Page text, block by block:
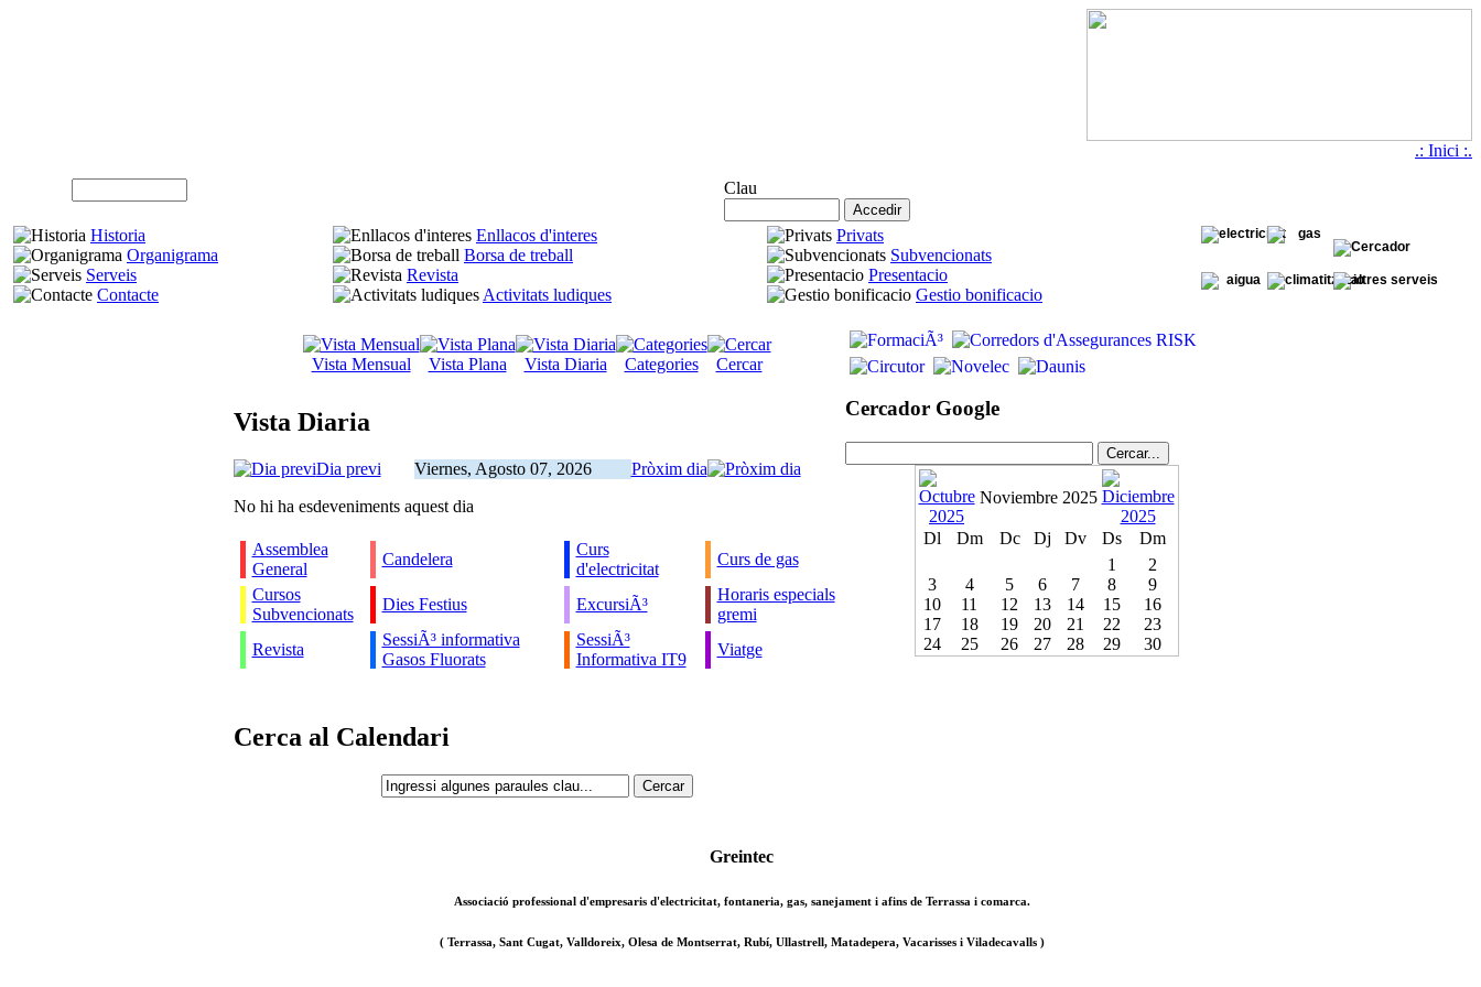
.: Inici :.
Clau
Historia
Organigrama
Serveis
Contacte
Enllacos d'interes
Borsa de treball
Revista
Activitats ludiques
Privats
Subvencionats
Presentacio
Gestio bonificacio
Vista Mensual Vista Plana Vista Diaria Categories Cercar
Vista Diaria
Dia previ Viernes, Agosto 07, 2026
Pròxim dia
No hi ha esdeveniments aquest dia
Assemblea
General
Candelera
Curs
d'electricitat
Curs de gas
Cursos
Subvencionats
Dies Festius ExcursiÃ³
Horaris especials
gremi
Revista
SessiÃ³ informativa
Gasos Fluorats
SessiÃ³
Informativa IT9
Viatge
Cerca al Calendari
Cercador Google
Noviembre 2025
Dl Dm Dc Dj Dv Ds
Dm
1
2
3
4 5 6 7 8
9
10
11 12 13 14 15
16
17
18 19 20 21 22
23
24
25 26 27 28 29 30
Greintec
Associació professional d'empresaris d'electricitat, fontaneria, gas, sanejament i afins de Terrassa i comarca.
( Terrassa, Sant Cugat, Valldoreix, Olesa de Montserrat, Rubí, Ullastrell, Matadepera, Vacarisses i Viladecavalls )